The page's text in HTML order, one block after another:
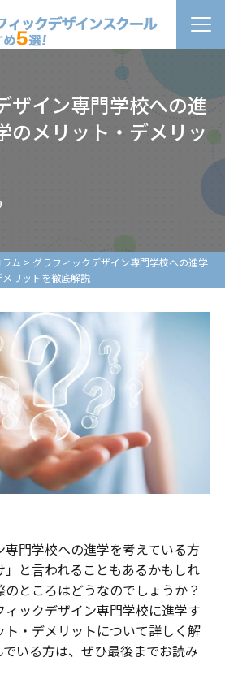
ザイン専門学校への進
のメリット・デメリッ
ム > グラフィックデザイン専門学校への進学
リットを徹底解説
門学校への進学を考えている方
と言われることもあるかもしれ
ところはどうなのでしょうか？
ィックデザイン専門学校に進学す
ト・デメリットについて詳しく解
いる方は、ぜひ最後までお読み